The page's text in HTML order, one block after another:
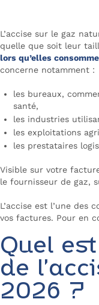
L’accise sur le gaz
quelle que soit leur
lors qu’elles
concerne notamment :
les bureaux,
santé,
les industries
les exploitations
les prestataires
Visible sur votre
le fournisseur de gaz,
L’accise est l’une des
vos factures. Pour en
Quel
de
2026 ?